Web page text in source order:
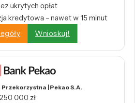
ukrytych opłat
kredytowa – nawet w 15 minut
Wnioskuj!
Przekorzystna | Pekao S.A.
000 zł